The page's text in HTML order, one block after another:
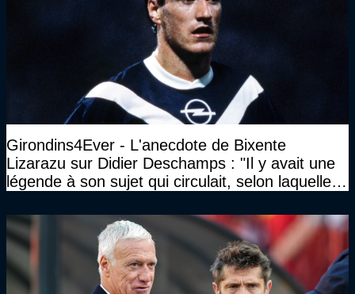
Girondins4Ever - L'anecdote de Bixente
Lizarazu sur Didier Deschamps : "Il y avait une
légende à son sujet qui circulait, selon laquelle il